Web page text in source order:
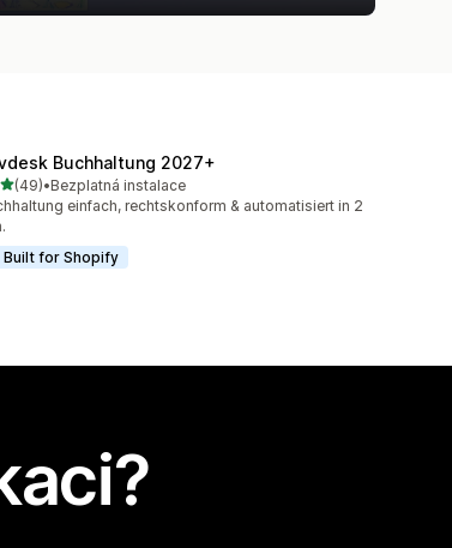
Buchhaltung 2027+
z 5 hvězd
(49)počet recenzí: 49
•Bezplatná instalace
einfach, rechtskonform & automatisiert in 2
Built for Shopify